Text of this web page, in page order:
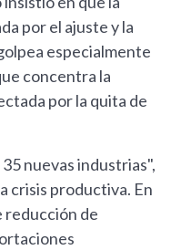
por el ajuste y la
especialmente
concentra la
por la quita de
nuevas industrias",
crisis productiva. En
reducción de